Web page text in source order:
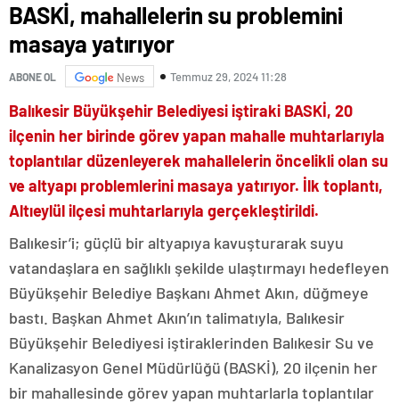
BASKİ, mahallelerin su problemini
masaya yatırıyor
ABONE OL News Temmuz 29, 2024 11:28
Balıkesir Büyükşehir Belediyesi iştiraki BASKİ, 20
ilçenin her birinde görev yapan mahalle muhtarlarıyla
toplantılar düzenleyerek mahallelerin öncelikli olan su
ve altyapı problemlerini masaya yatırıyor. İlk toplantı,
Altıeylül ilçesi muhtarlarıyla gerçekleştirildi.
Balıkesir’i; güçlü bir altyapıya kavuşturarak suyu
vatandaşlara en sağlıklı şekilde ulaştırmayı hedefleyen
Büyükşehir Belediye Başkanı Ahmet Akın, düğmeye
bastı. Başkan Ahmet Akın’ın talimatıyla, Balıkesir
Büyükşehir Belediyesi iştiraklerinden Balıkesir Su ve
Kanalizasyon Genel Müdürlüğü (BASKİ), 20 ilçenin her
bir mahallesinde görev yapan muhtarlarla toplantılar